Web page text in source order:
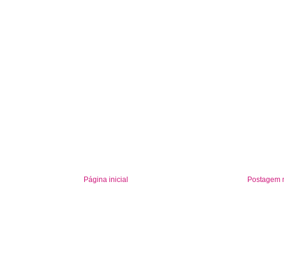
Postagem
Página inicial